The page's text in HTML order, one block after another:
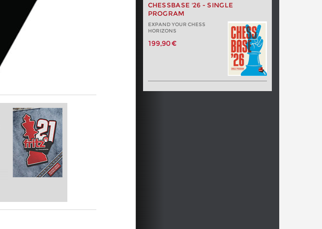
CHESSBASE '26 - SINGLE
PROGRAM
EXPAND YOUR CHESS
HORIZONS
199,90 €